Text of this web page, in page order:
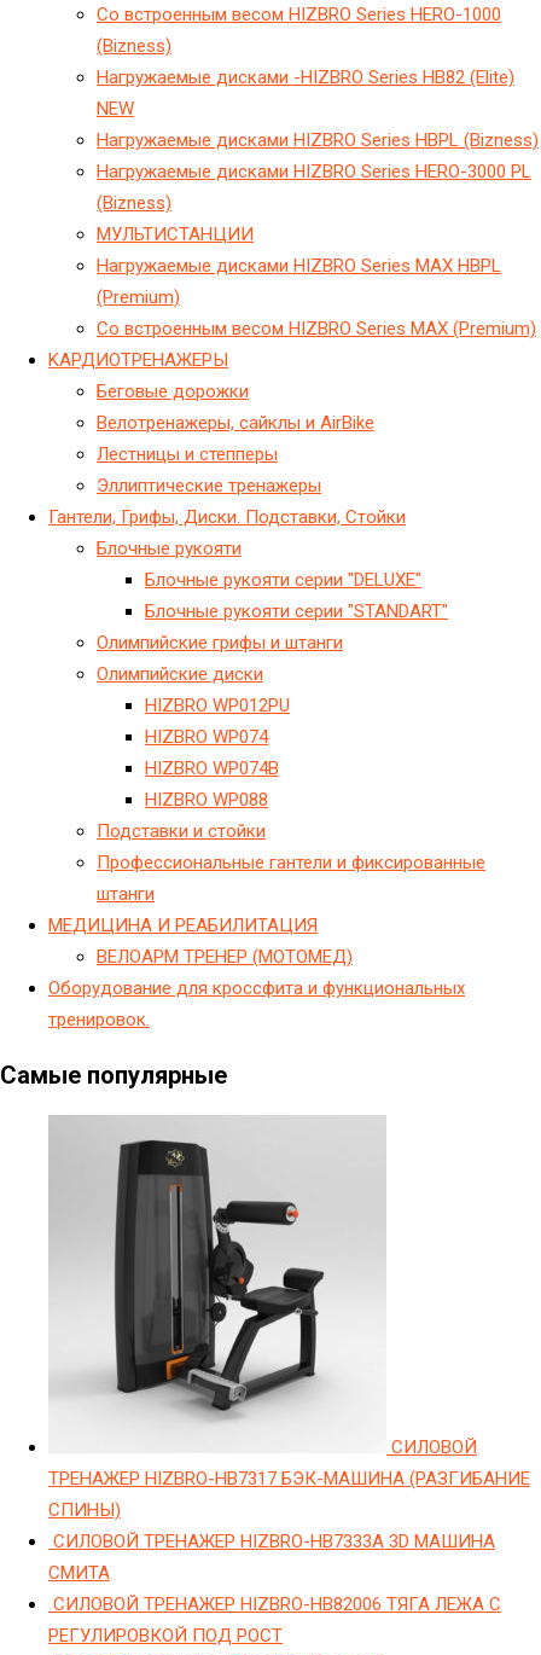
Cо встроенным весом HIZBRO Series HERO-1000
(Bizness)
Hагружаемые дисками -HIZBRO Series HB82 (Elite)
NEW
Hагружаемые дисками HIZBRO Series HBPL (Bizness)
Hагружаемые дисками HIZBRO Series HERO-3000 PL
(Bizness)
МУЛЬТИСТАНЦИИ
Нагружаемые дисками HIZBRO Series MAX HBPL
(Premium)
Со встроенным весом HIZBRO Series MAX (Premium)
KАРДИОТРЕНАЖЕРЫ
Беговые дорожки
Велотренажеры, сайклы и AirBike
Лестницы и степперы
Эллиптические тренажеры
Гантели, Грифы, Диски. Подставки, Стойки
Блочные рукояти
Блочные рукояти серии "DELUXE"
Блочные рукояти серии "STANDART"
Олимпийские грифы и штанги
Олимпийские диски
HIZBRO WP012PU
HIZBRO WP074
HIZBRO WP074B
HIZBRO WP088
Подставки и стойки
Профессиональные гантели и фиксированные
штанги
МЕДИЦИНА И РЕАБИЛИТАЦИЯ
ВЕЛОАРМ ТРЕНЕР (МОТОМЕД)
Оборудование для кроссфита и функциональных
тренировок.
Самые популярные
СИЛОВОЙ
ТРЕНАЖЕР HIZBRO-HB7317 БЭК-МАШИНА (РАЗГИБАНИЕ
СПИНЫ)
СИЛОВОЙ ТРЕНАЖЕР HIZBRO-HB7333A 3D МАШИНА
СМИТА
СИЛОВОЙ ТРЕНАЖЕР HIZBRO-HB82006 ТЯГА ЛЕЖА С
РЕГУЛИРОВКОЙ ПОД РОСТ